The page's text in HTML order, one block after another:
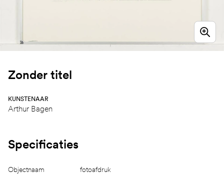
Zonder titel
KUNSTENAAR
Arthur Bagen
Specificaties
Objectnaam fotoafdruk